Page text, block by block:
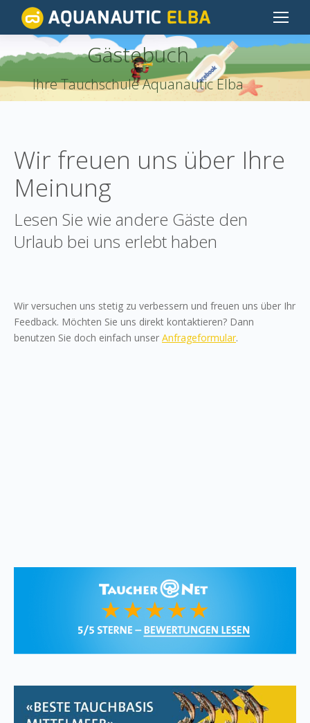
Gästebuch
Ihre Tauchschule Aquanautic Elba
You are here:
Wir freuen uns über Ihre
Meinung
Lesen Sie wie andere Gäste den
Urlaub bei uns erlebt haben
Wir versuchen uns stetig zu verbessern und freuen uns über Ihr
Feedback. Möchten Sie uns direkt kontaktieren? Dann
benutzen Sie doch einfach unser Anfrageformular.